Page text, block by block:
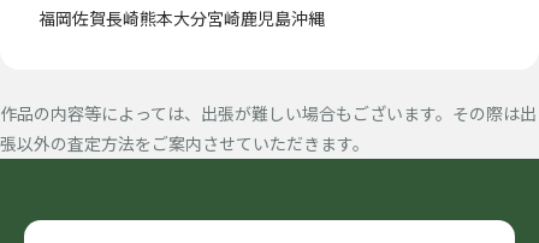
福岡佐賀長崎熊本大分宮崎鹿児島沖縄
作品の内容等によっては、出張が難しい場合もございます。その際は出
張以外の査定方法をご案内させていただきます。